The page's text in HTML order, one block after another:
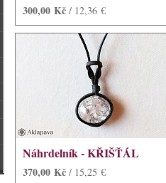
300,00 Kč / 12,36 €
Náhrdelník - KŘIŠŤÁL
370,00 Kč / 15,25 €